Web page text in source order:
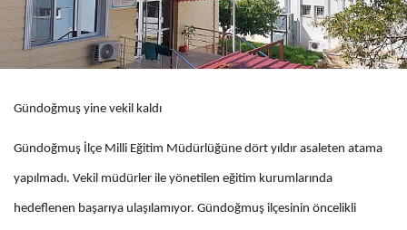
Gündoğmuş yine vekil kaldı
Gündoğmuş İlçe Milli Eğitim Müdürlüğüne dört yıldır asaleten atama
yapılmadı. Vekil müdürler ile yönetilen eğitim kurumlarında
hedeflenen başarıya ulaşılamıyor. Gündoğmuş ilçesinin öncelikli